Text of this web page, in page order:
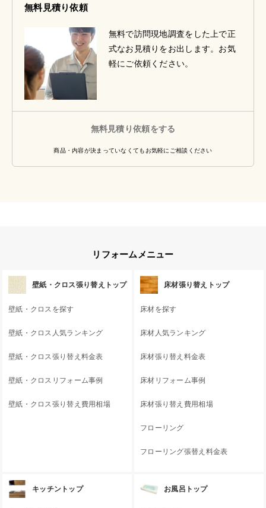
無料見積り依頼
無料で訪問現地調査をした上で正
式なお見積りをお出します。お気
軽にご依頼ください。
無料見積り依頼をする
商品・内容が決まっていなくてもお気軽にご相談ください
リフォームメニュー
壁紙・クロス張り替えトップ
壁紙・クロスを探す
壁紙・クロス人気ランキング
壁紙・クロス張り替え料金表
壁紙・クロスリフォーム事例
壁紙・クロス張り替え費用相場
床材張り替えトップ
床材を探す
床材人気ランキング
床材張り替え料金表
床材リフォーム事例
床材張り替え費用相場
フローリング
フローリング張替え料金表
キッチントップ お風呂トップ